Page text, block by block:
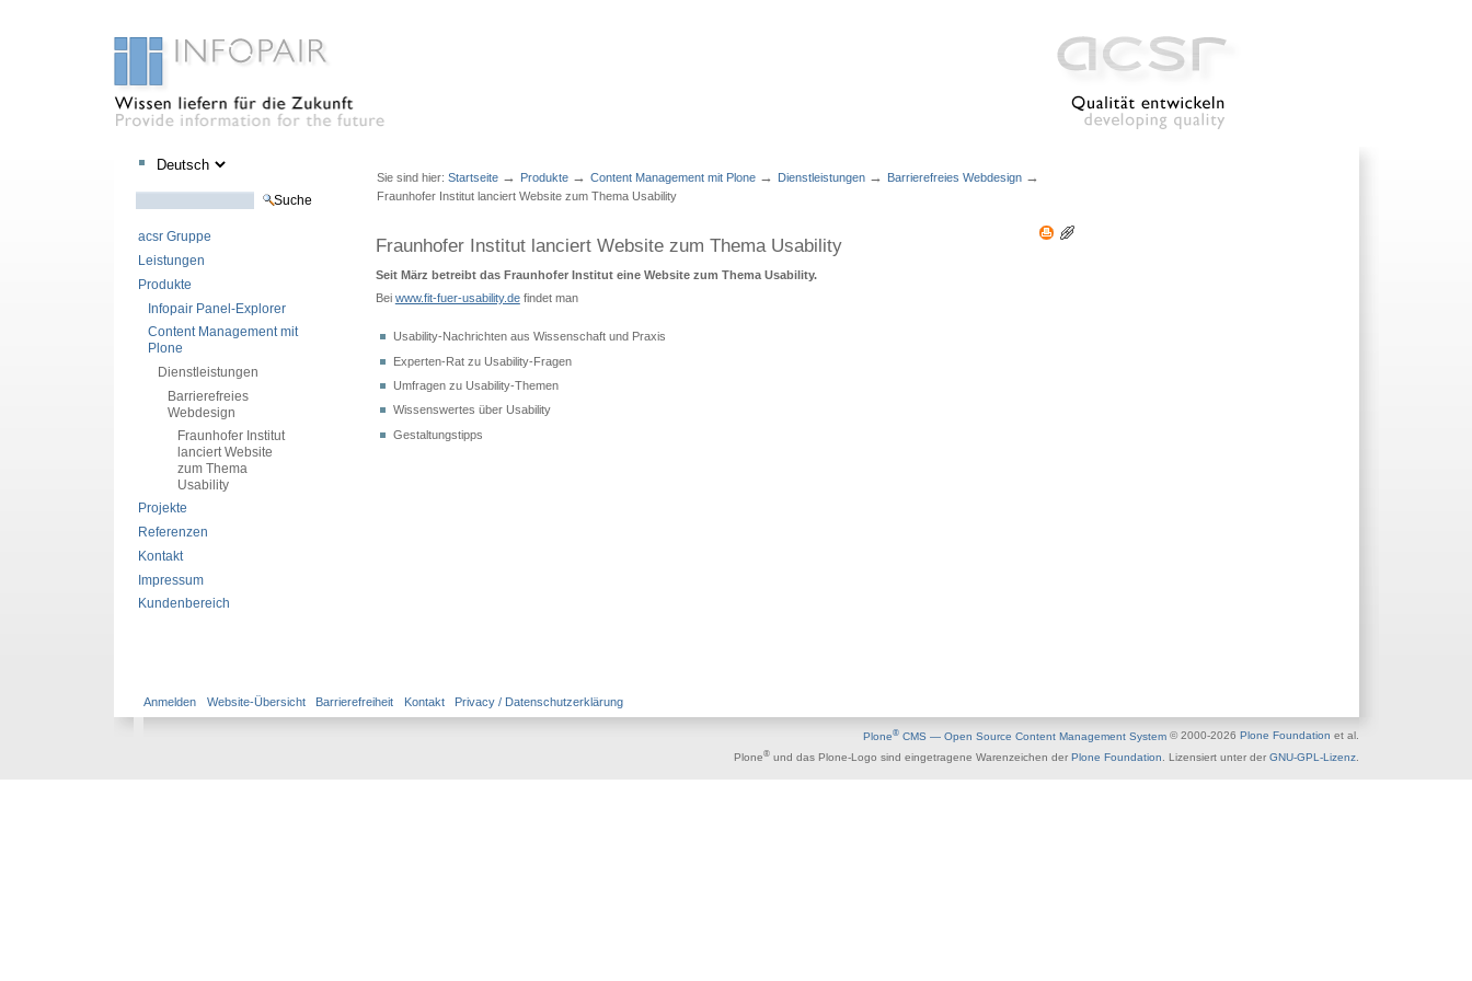
Werkzeuge
acsr Gruppe
Leistungen
Produkte
Infopair Panel-Explorer
Content Management mit
Plone
Dienstleistungen
Barrierefreies
Webdesign
Fraunhofer Institut
lanciert Website
zum Thema
Usability
Projekte
Referenzen
Kontakt
Impressum
Kundenbereich
Sie sind hier: Startseite → Produkte → Content Management mit Plone → Dienstleistungen → Barrierefreies Webdesign →
Fraunhofer Institut lanciert Website zum Thema Usability
Artikelaktionen
Fraunhofer Institut lanciert Website zum Thema Usability
Seit März betreibt das Fraunhofer Institut eine Website zum Thema Usability.
Bei www.fit-fuer-usability.defindet man
Usability-Nachrichten aus Wissenschaft und Praxis
Experten-Rat zu Usability-Fragen
Umfragen zu Usability-Themen
Wissenswertes über Usability
Gestaltungstipps
Anmelden Website-Übersicht Barrierefreiheit Kontakt Privacy / Datenschutzerklärung
Plone® CMS — Open Source Content Management System © 2000-2026 Plone Foundation et al.
Plone® und das Plone-Logo sind eingetragene Warenzeichen der Plone Foundation. Lizensiert unter der GNU-GPL-Lizenz.